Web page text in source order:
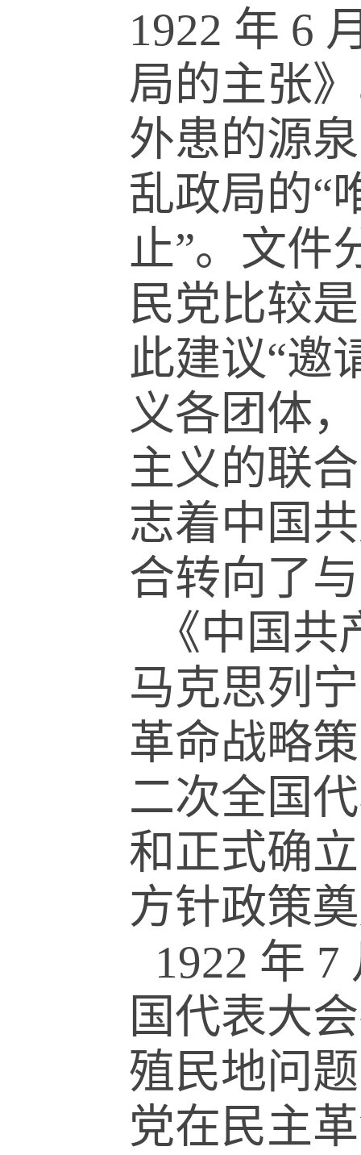
1922 年 6
局的主张
外患的源
乱政局的“
止”。文件
民党比较
此建议“邀
义各团体
主义的联
志着中国
合转向了
《中国
马克思列
革命战略
二次全国
和正式确
方针政策
1922 年 7
国代表大
殖民地问
党在民主